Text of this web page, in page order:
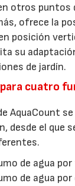
otros puntos
ofrece la
posición
su
de jardín.
cuatro
AquaCount
desde el que
de agua
de agua por